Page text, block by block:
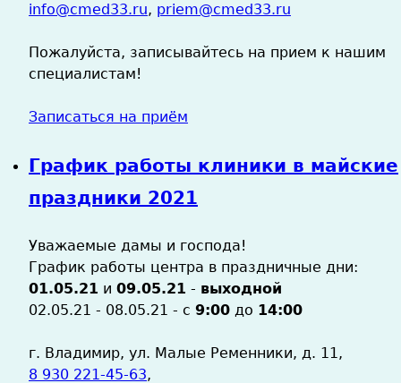
info@cmed33.ru, priem@cmed33.ru
Пожалуйста, записывайтесь на прием к нашим
специалистам!
Записаться на приём
График работы клиники в майские
праздники 2021
Уважаемые дамы и господа!
График работы центра в праздничные дни:
01.05.21 и 09.05.21 - выходной
02.05.21 - 08.05.21 - с 9:00 до 14:00
г. Владимир, ул. Малые Ременники, д. 11,
8 930 221-45-63,